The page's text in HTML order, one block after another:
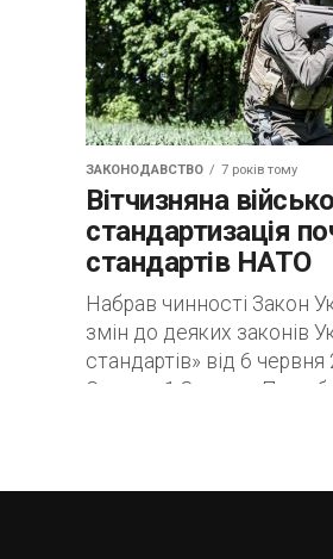
ЗАКОНОДАВСТВО 7 років тому
Вітчизняна
стандартизація
стандартів НАТО
Набрав чинності Закон
змін до деяких законів
стандартів» від 6
Статтю 1 Закону «Про